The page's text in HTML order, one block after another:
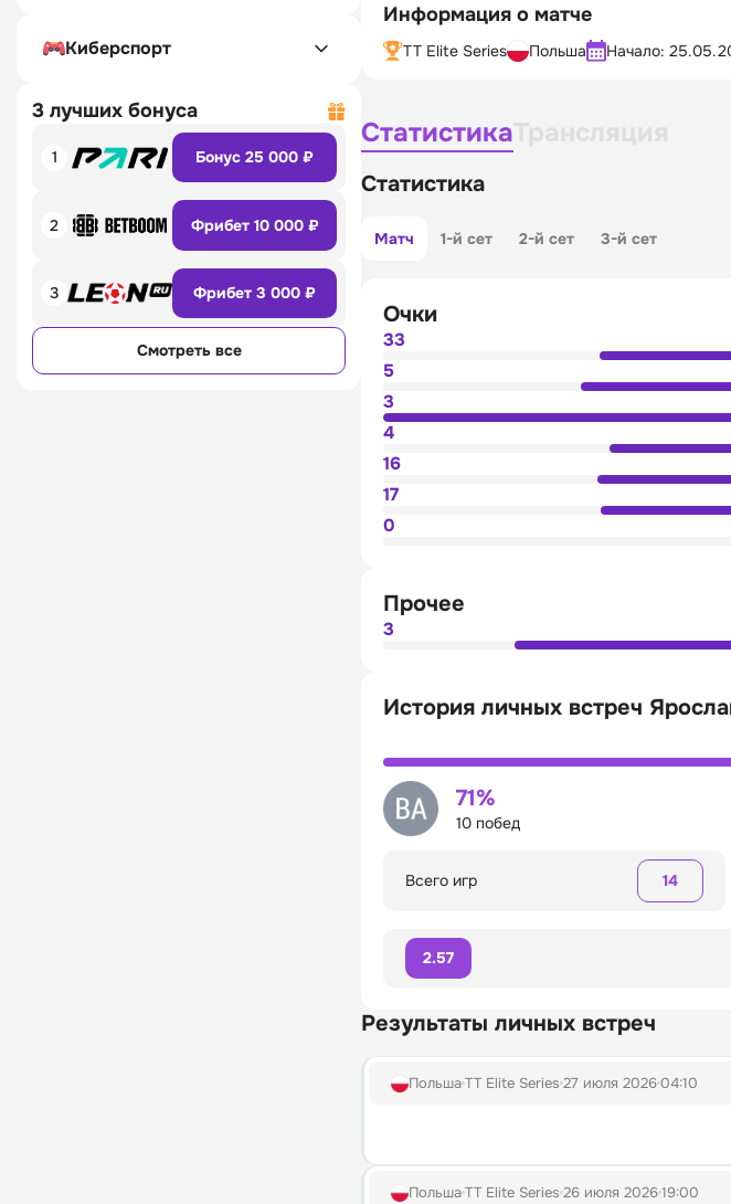
Киберспорт
3 лучших бонуса
1 Бонус 25 000 ₽
2 Фрибет 10 000 ₽
3 Фрибет 3 000 ₽
Смотреть все
Информация о матче
TT Elite Series Польша Начало:
Статистика
Статистика
Матч 1-й сет 2-й сет 3-й сет
Очки
33
5
3
4
16
17
0
Прочее
3
История личных встреч
71%
10 побед
Всего игр 14
2.57
Результаты личных встреч
ПольшаTT Elite Series 27 июля 202604:10
ПольшаTT Elite Series 26 июля 202619:00